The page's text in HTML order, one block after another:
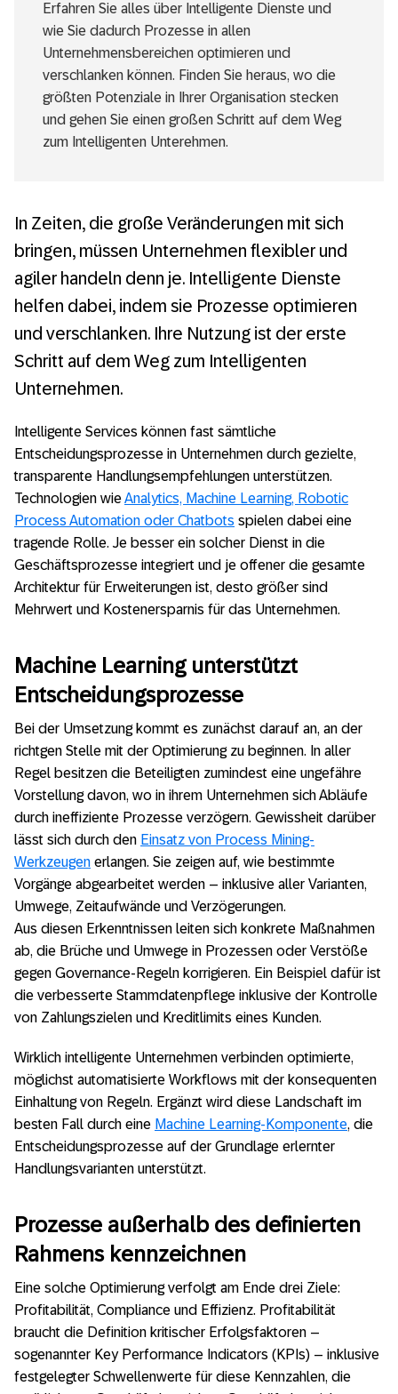
Erfahren Sie alles über Intelligente Dienste und
wie Sie dadurch Prozesse in allen
Unternehmensbereichen optimieren und
verschlanken können. Finden Sie heraus, wo die
größten Potenziale in Ihrer Organisation stecken
und gehen Sie einen großen Schritt auf dem Weg
zum Intelligenten Unterehmen.
Intelligente Dienste: Wie Datenmanagement
den Vertrieb effizienter macht
Wie Assetmanagement intelligent wird
Intelligente Dienste: Wie Datenmanagement
Kundenerlebnis und Produktqualität
verbessert
autonomen Beschaffung
Wie intelligente Technologien Prozesse
optimieren
Human Resources: Intelligente Prozesse für
eine optimale Benutzererfahrung
Wie Intelligente Dienste die Finanzabteilung
Wie Intelligente Dienste für mehr Effizienz
sorgen
In Zeiten, die große Veränderungen mit sich
bringen, müssen Unternehmen flexibler und
agiler handeln denn je. Intelligente Dienste
helfen dabei, indem sie Prozesse optimieren
und verschlanken. Ihre Nutzung ist der erste
Schritt auf dem Weg zum Intelligenten
Unternehmen.
Intelligente Services können fast sämtliche
Entscheidungsprozesse in Unternehmen durch gezielte,
transparente Handlungsempfehlungen unterstützen.
Technologien wieAnalytics, Machine Learning, Robotic
Process Automation oder Chatbots spielen dabei eine
tragende Rolle. Je besser ein solcher Dienst in die
Geschäftsprozesse integriert und je offener die gesamte
Architektur für Erweiterungen ist, desto größer sind
Mehrwert und Kostenersparnis für das Unternehmen.
Machine Learning unterstützt
Entscheidungsprozesse
Bei der Umsetzung kommt es zunächst darauf an, an der
richtgen Stelle mit der Optimierung zu beginnen. In aller
Regel besitzen die Beteiligten zumindest eine ungefähre
Vorstellung davon, wo in ihrem Unternehmen sich Abläufe
durch ineffiziente Prozesse verzögern. Gewissheit darüber
lässt sich durch den Einsatz von Process Mining-
Werkzeugen erlangen. Sie zeigen auf, wie bestimmte
Vorgänge abgearbeitet werden – inklusive aller Varianten,
Umwege, Zeitaufwände und Verzögerungen.
Aus diesen Erkenntnissen leiten sich konkrete Maßnahmen
ab, die Brüche und Umwege in Prozessen oder Verstöße
gegen Governance-Regeln korrigieren. Ein Beispiel dafür ist
die verbesserte Stammdatenpflege inklusive der Kontrolle
von Zahlungszielen und Kreditlimits eines Kunden.
Wirklich intelligente Unternehmen verbinden optimierte,
möglichst automatisierte Workflows mit der konsequenten
Einhaltung von Regeln. Ergänzt wird diese Landschaft im
besten Fall durch eine Machine Learning-Komponente, die
Entscheidungsprozesse auf der Grundlage erlernter
Handlungsvarianten unterstützt.
Prozesse außerhalb des definierten
Rahmens kennzeichnen
Eine solche Optimierung verfolgt am Ende drei Ziele:
Profitabilität, Compliance und Effizienz. Profitabilität
braucht die Definition kritischer Erfolgsfaktoren –
sogenannter Key Performance Indicators (KPIs) – inklusive
festgelegter Schwellenwerte für diese Kennzahlen, die